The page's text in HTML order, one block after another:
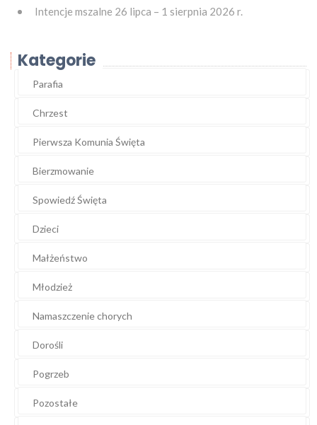
Intencje mszalne 26 lipca – 1 sierpnia 2026 r.
Kategorie
Parafia
Chrzest
Pierwsza Komunia Święta
Bierzmowanie
Spowiedź Święta
Dzieci
Małżeństwo
Młodzież
Namaszczenie chorych
Dorośli
Pogrzeb
Pozostałe